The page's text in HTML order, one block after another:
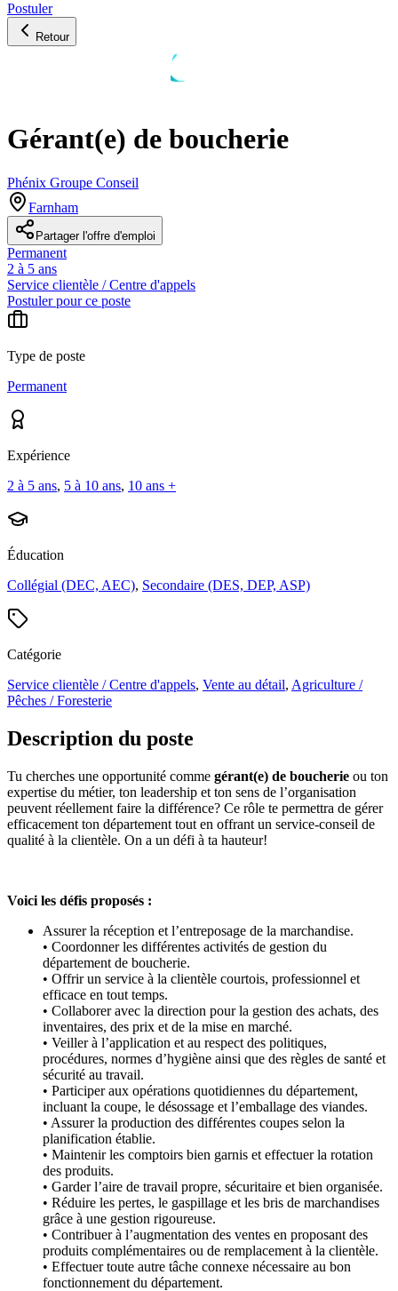
Postuler
Retour
Gérant(e) de boucherie
Phénix Groupe Conseil
Farnham
Partager l'offre d'emploi
Permanent
2 à 5 ans
Service clientèle / Centre d'appels
Postuler pour ce poste
Type de poste
Permanent
Expérience
2 à 5 ans, 5 à 10 ans, 10 ans +
Éducation
Collégial (DEC, AEC), Secondaire (DES, DEP, ASP)
Catégorie
Service clientèle / Centre d'appels, Vente au détail, Agriculture /
Pêches / Foresterie
Description du poste
Tu cherches une opportunité comme gérant(e) de boucherie ou ton
expertise du métier, ton leadership et ton sens de l’organisation
peuvent réellement faire la différence? Ce rôle te permettra de gérer
efficacement ton département tout en offrant un service-conseil de
qualité à la clientèle. On a un défi à ta hauteur!
Voici les défis proposés :
Assurer la réception et l’entreposage de la marchandise.
• Coordonner les différentes activités de gestion du
département de boucherie.
• Offrir un service à la clientèle courtois, professionnel et
efficace en tout temps.
• Collaborer avec la direction pour la gestion des achats, des
inventaires, des prix et de la mise en marché.
• Veiller à l’application et au respect des politiques,
procédures, normes d’hygiène ainsi que des règles de santé et
sécurité au travail.
• Participer aux opérations quotidiennes du département,
incluant la coupe, le désossage et l’emballage des viandes.
• Assurer la production des différentes coupes selon la
planification établie.
• Maintenir les comptoirs bien garnis et effectuer la rotation
des produits.
• Garder l’aire de travail propre, sécuritaire et bien organisée.
• Réduire les pertes, le gaspillage et les bris de marchandises
grâce à une gestion rigoureuse.
• Contribuer à l’augmentation des ventes en proposant des
produits complémentaires ou de remplacement à la clientèle.
• Effectuer toute autre tâche connexe nécessaire au bon
fonctionnement du département.